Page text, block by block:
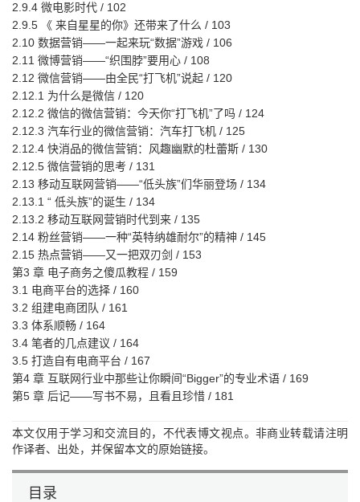
2.9.4 微电影时代 / 102
2.9.5 《 来自星星的你》还带来了什么 / 103
2.10 数据营销——一起来玩“数据”游戏 / 106
2.11 微博营销——“织围脖”要用心 / 108
2.12 微信营销——由全民“打飞机”说起 / 120
2.12.1 为什么是微信 / 120
2.12.2 微信的微信营销：今天你“打飞机”了吗 / 124
2.12.3 汽车行业的微信营销：汽车打飞机 / 125
2.12.4 快消品的微信营销：风趣幽默的杜蕾斯 / 130
2.12.5 微信营销的思考 / 131
2.13 移动互联网营销——“低头族”们华丽登场 / 134
2.13.1 “ 低头族”的诞生 / 134
2.13.2 移动互联网营销时代到来 / 135
2.14 粉丝营销——一种“英特纳雄耐尔”的精神 / 145
2.15 热点营销——又一把双刃剑 / 153
第3 章 电子商务之傻瓜教程 / 159
3.1 电商平台的选择 / 160
3.2 组建电商团队 / 161
3.3 体系顺畅 / 164
3.4 笔者的几点建议 / 164
3.5 打造自有电商平台 / 167
第4 章 互联网行业中那些让你瞬间“Bigger”的专业术语 / 169
第5 章 后记——写书不易，且看且珍惜 / 181
本文仅用于学习和交流目的，不代表博文视点。非商业转载请注明
作译者、出处，并保留本文的原始链接。
目录